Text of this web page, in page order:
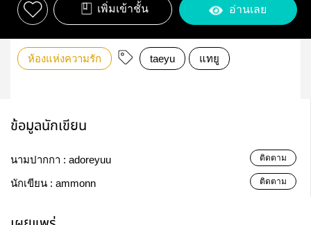
เพิ่มเข้าชั้น อ่านเลย
ห้องแห่งความรัก taeyu แทยู
ข้อมูลนักเขียน
นามปากกา : adoreyuu ติดตาม
นักเขียน : ammonn ติดตาม